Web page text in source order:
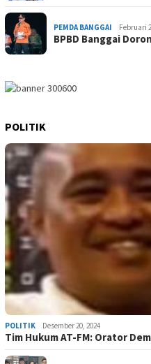
PEMDA BANGGAI Februari
BPBD Banggai
POLITIK
POLITIK Desember 20, 2024
Tim Hukum AT-FM: Orator